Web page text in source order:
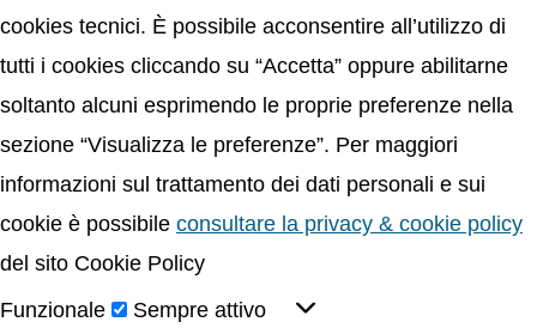
cookies tecnici. È possibile acconsentire all’utilizzo di
tutti i cookies cliccando su “Accetta” oppure abilitarne
soltanto alcuni esprimendo le proprie preferenze nella
sezione “Visualizza le preferenze”. Per maggiori
informazioni sul trattamento dei dati personali e sui
cookie è possibile consultare la privacy & cookie policy
del sito Cookie Policy
Funzionale
Sempre attivo